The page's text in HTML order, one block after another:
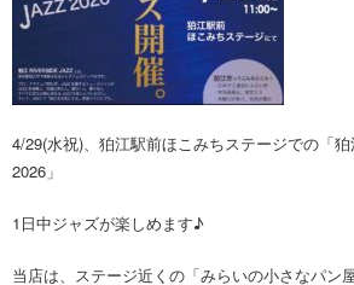
4/29(水祝)、狛江駅前ほこみちステージでの「
2026」
1日中ジャズが楽しめます♪
当店は、ステージ近くの「みらいの小さなパン